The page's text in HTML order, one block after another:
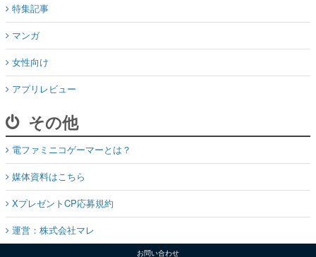
特集記事
マンガ
女性向け
アプリレビュー
その他
電ファミニコゲーマーとは？
媒体資料はこちら
XプレゼントCP応募規約
運営：株式会社マレ
お問い合わせ